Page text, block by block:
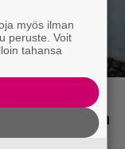
–
Helsingin
myös ilman
peruste. Voit
tahansa